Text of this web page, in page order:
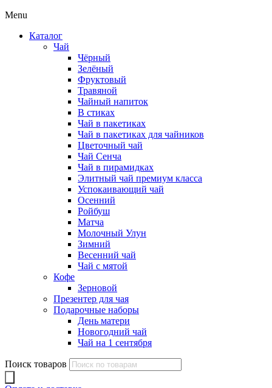
Menu
Каталог
Чай
Чёрный
Зелёный
Фруктовый
Травяной
Чайный напиток
В стиках
Чай в пакетиках
Чай в пакетиках для чайников
Цветочный чай
Чай Сенча
Чай в пирамидках
Элитный чай премиум класса
Успокаивающий чай
Осенний
Ройбуш
Матча
Молочный Улун
Зимний
Весенний чай
Чай с мятой
Кофе
Зерновой
Презентер для чая
Подарочные наборы
День матери
Новогодний чай
Чай на 1 сентября
Поиск товаров